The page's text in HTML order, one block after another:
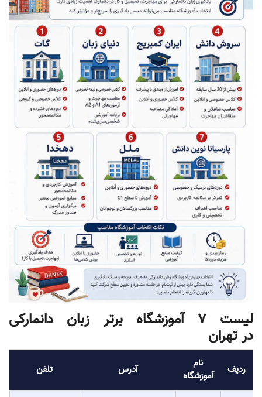
لیست 7 آموزشگاه برتر زبان دانمارکی
در تهران
ردیف
نام
آموزشگاه
آدرس تلفن